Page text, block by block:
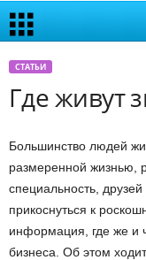
СТАТЬИ
Где живут
Большинство людей
размеренной жизнью,
специальность,
прикоснуться к
информация, где же и
бизнеса. Об этом